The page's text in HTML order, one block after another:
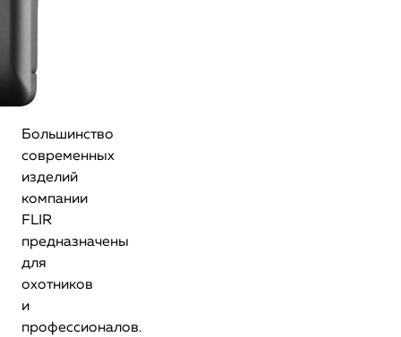
Большинство
современных
изделий
компании
FLIR
предназначены
для
охотников
и
профессионалов.